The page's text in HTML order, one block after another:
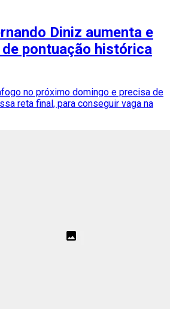
Diniz aumenta e
pontuação histórica
no próximo domingo e precisa de
reta final, para conseguir vaga na